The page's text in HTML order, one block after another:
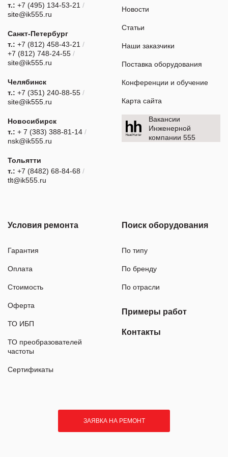
т.: +7 (495) 134-53-21 /
site@ik555.ru
Санкт-Петербург
т.: +7 (812) 458-43-21 /
+7 (812) 748-24-55 /
site@ik555.ru
Челябинск
т.: +7 (351) 240-88-55 /
site@ik555.ru
Новосибирск
т.: + 7 (383) 388-81-14 /
nsk@ik555.ru
Тольятти
т.: +7 (8482) 68-84-68 /
tlt@ik555.ru
Новости
Статьи
Наши заказчики
Поставка оборудования
Конференции и обучение
Карта сайта
Вакансии
Инженерной
компании 555
Условия ремонта
Гарантия
Оплата
Стоимость
Оферта
ТО ИБП
ТО преобразователей
частоты
Сертификаты
Поиск оборудования
По типу
По бренду
По отрасли
Примеры работ
Контакты
ЗАЯВКА НА РЕМОНТ